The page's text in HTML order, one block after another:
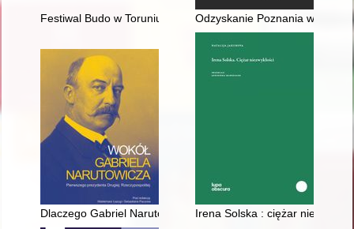
Festiwal Budo w Toruniu w latach 1994-2016 = The Budo
Odzyskanie Poznania w 1657
Dlaczego Gabriel Narutowicz został prezydentem, a jego
Irena Solska : ciężar